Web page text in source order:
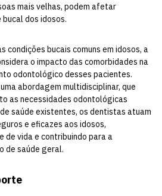
mais velhas, podem afetar
dos idosos.
condições bucais comuns em idosos, a
o impacto das comorbidades na
odontológico desses pacientes.
abordagem multidisciplinar, que
as necessidades odontológicas
saúde existentes, os dentistas atuam
e eficazes aos idosos,
de vida e contribuindo para a
de saúde geral.